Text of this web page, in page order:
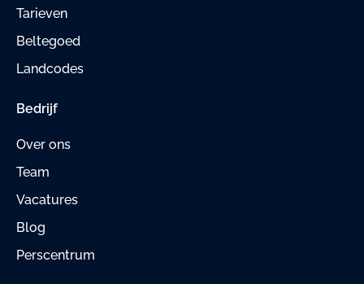
Tarieven
Beltegoed
Landcodes
Bedrijf
Over ons
Team
Vacatures
Blog
Perscentrum